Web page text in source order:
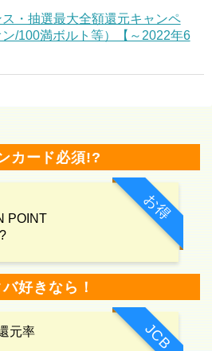
・抽選最大全額還元キャンペ
/100満ボルト等）【～2022年6
カード必須!?
お得
POINT
好きなら！
JCB
元率